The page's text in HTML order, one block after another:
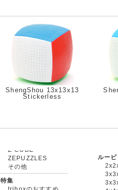
ShengShou 13x13x13
Stickerless
ZEPUZZLES
その他
特集
ルー